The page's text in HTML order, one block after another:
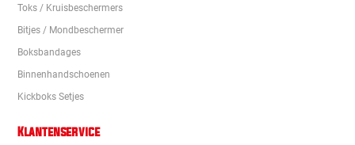
Toks / Kruisbeschermers
Bitjes / Mondbeschermer
Boksbandages
Binnenhandschoenen
Kickboks Setjes
Klantenservice